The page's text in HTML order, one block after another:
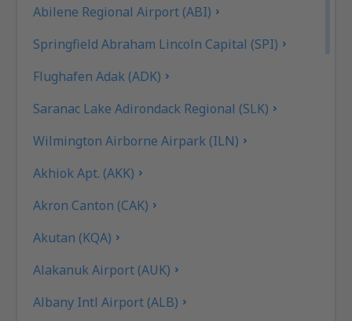
Abilene Regional Airport (ABI)
Springfield Abraham Lincoln Capital (SPI)
Flughafen Adak (ADK)
Saranac Lake Adirondack Regional (SLK)
Wilmington Airborne Airpark (ILN)
Akhiok Apt. (AKK)
Akron Canton (CAK)
Akutan (KQA)
Alakanuk Airport (AUK)
Albany Intl Airport (ALB)